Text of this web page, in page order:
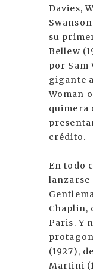
Davies,
su
Bellew
por Sam
gigante
Woman
quimera
crédito.
En todo
lanzarse
Chaplin,
Paris. Y
(1927),
Martini